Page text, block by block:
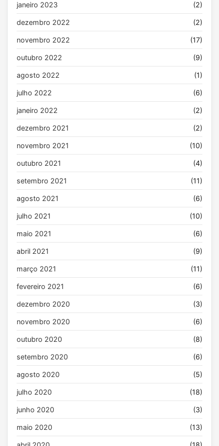
janeiro 2023 (2)
dezembro 2022 (2)
novembro 2022 (17)
outubro 2022 (9)
agosto 2022 (1)
julho 2022 (6)
janeiro 2022 (2)
dezembro 2021 (2)
novembro 2021 (10)
outubro 2021 (4)
setembro 2021 (11)
agosto 2021 (6)
julho 2021 (10)
maio 2021 (6)
abril 2021 (9)
março 2021 (11)
fevereiro 2021 (6)
dezembro 2020 (3)
novembro 2020 (6)
outubro 2020 (8)
setembro 2020 (6)
agosto 2020 (5)
julho 2020 (18)
junho 2020 (3)
maio 2020 (13)